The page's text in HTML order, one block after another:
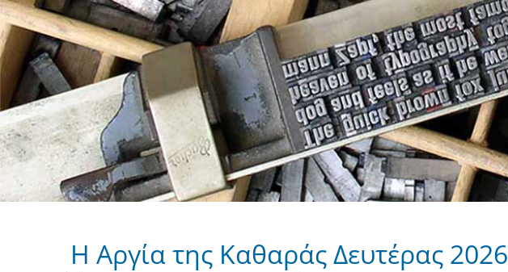
Η Aργία της Καθαράς Δευτέρας 2026